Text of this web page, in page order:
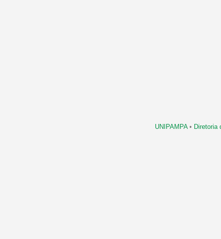
UNIPAMPA• Diretoria